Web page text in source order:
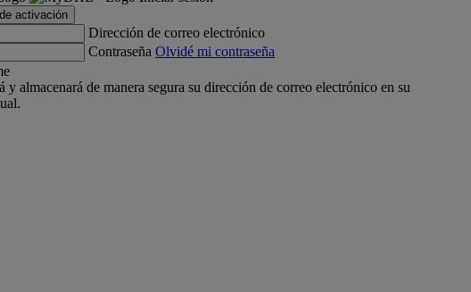
activación
Dirección de correo electrónico
Contraseña Olvidé mi contraseña
y almacenará de manera segura su dirección de correo electrónico en su